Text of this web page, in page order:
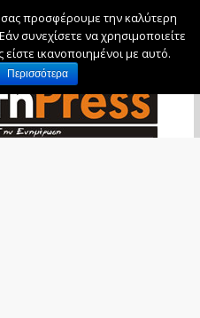
2026
προσφέρουμε την καλύτερη
συνεχίσετε να χρησιμοποιείτε
ικανοποιημένοι με αυτό.
Περισσότερα